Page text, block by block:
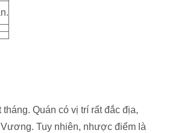
Quán có vị trí rất đắc địa,
Tuy nhiên, nhược điểm là